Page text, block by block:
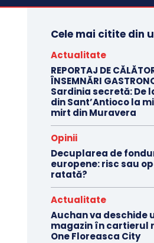
Cele mai citite din
Actualitate
REPORTAJ DE
ÎNSEMNĂRI
Sardinia secretă: De
din Sant’Antioco la
mirt din Muravera
Opinii
Decuplarea de
europene: risc sau
ratată?
Actualitate
Auchan va deschide
magazin în cartierul
One Floreasca City